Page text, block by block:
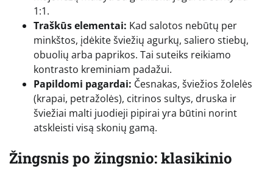
1:1.
Traškūs elementai: Kad salotos nebūtų per
minkštos, įdėkite šviežių agurkų, saliero stiebų,
obuolių arba paprikos. Tai suteiks reikiamo
kontrasto kreminiam padažui.
Papildomi pagardai: Česnakas, šviežios žolelės
(krapai, petražolės), citrinos sultys, druska ir
šviežiai malti juodieji pipirai yra būtini norint
atskleisti visą skonių gamą.
Žingsnis po žingsnio: klasikinio